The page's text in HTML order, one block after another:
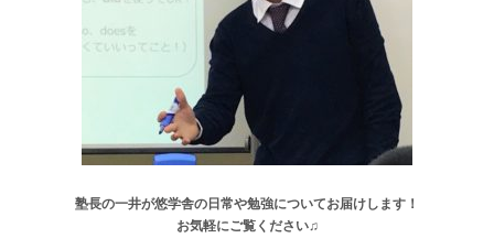
塾長の一井が悠学舎の日常や勉強についてお届けします！
お気軽にご覧ください♫